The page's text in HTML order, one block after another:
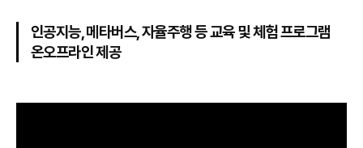
인공지능, 메타버스, 자율주행 등 교육 및 체험 프로그램
온오프라인 제공